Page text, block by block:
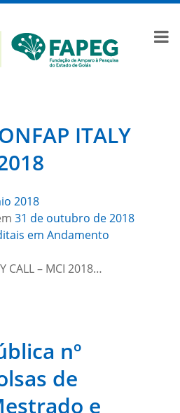
ITALY
2018
31 de outubro de 2018
em Andamento
CALL – MCI 2018…
nº
de
e